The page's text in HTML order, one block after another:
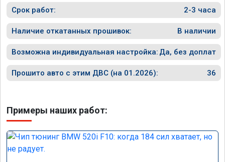
Срок работ: 2-3 часа
Наличие откатанных прошивок: В наличии
Возможна индивидуальная настройка: Да, без доплат
Прошито авто с этим ДВС (на 01.2026): 36
Примеры наших работ: